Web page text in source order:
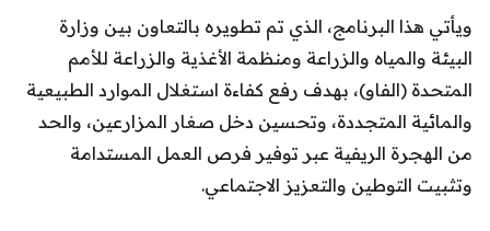
ويأتي هذا البرنامج، الذي تم تطويره بالتعاون بين وزارة
البيئة والمياه والزراعة ومنظمة الأغذية والزراعة للأمم
المتحدة (الفاو)، بهدف رفع كفاءة استغلال الموارد الطبيعية
والمائية المتجددة، وتحسين دخل صغار المزارعين، والحد
من الهجرة الريفية عبر توفير فرص العمل المستدامة
وتثبيت التوطين والتعزيز الاجتماعي.